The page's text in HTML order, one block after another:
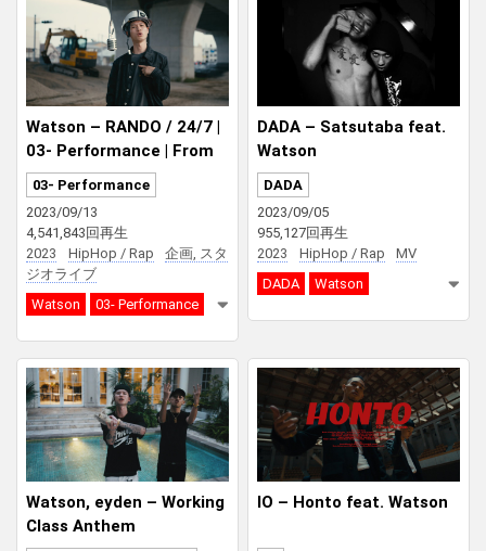
Watson – RANDO / 24/7 |
03- Performance | From
Tokushima
03- Performance
2023/09/13
4,541,843回再生
2023
HipHop / Rap
企画, スタ
ジオライブ
Watson
03- Performance
DADA – Satsutaba feat.
Watson
DADA
2023/09/05
955,127回再生
2023
HipHop / Rap
MV
DADA
Watson
Watson, eyden – Working
Class Anthem
IO – Honto feat. Watson